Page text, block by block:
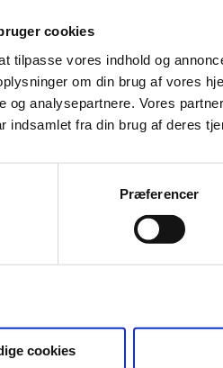
cookies
tilpasse vores indhold og
om din brug af vores
og analysepartnere. Vores
indsamlet fra din brug af deres
Præferencer
cookies